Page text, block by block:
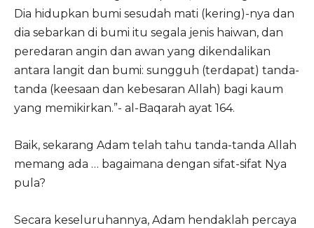
Dia hidupkan bumi sesudah mati (kering)-nya dan
dia sebarkan di bumi itu segala jenis haiwan, dan
peredaran angin dan awan yang dikendalikan
antara langit dan bumi: sungguh (terdapat) tanda-
tanda (keesaan dan kebesaran Allah) bagi kaum
yang memikirkan.”- al-Baqarah ayat 164.
Baik, sekarang Adam telah tahu tanda-tanda Allah
memang ada … bagaimana dengan sifat-sifat Nya
pula?
Secara keseluruhannya, Adam hendaklah percaya